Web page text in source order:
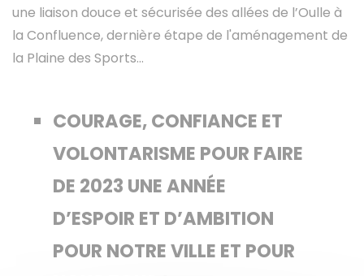
une liaison douce et sécurisée des allées de l’Oulle à
la Confluence, dernière étape de l'aménagement de
la Plaine des Sports...
COURAGE, CONFIANCE ET
VOLONTARISME POUR FAIRE
DE 2023 UNE ANNÉE
D’ESPOIR ET D’AMBITION
POUR NOTRE VILLE ET POUR